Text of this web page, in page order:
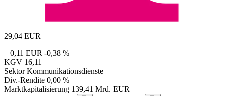
29,04 EUR
– 0,11 EUR -0,38 %
KGV 16,11
Sektor Kommunikationsdienste
Div.-Rendite 0,00 %
Marktkapitalisierung 139,41 Mrd. EUR